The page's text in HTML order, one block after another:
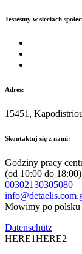
Jesteśmy w sieciach
Adres:
15451,
Skontaktuj się z nami:
Godziny pracy
(od 10:00 do 18:00)
00302130305080
Mowimy po polsku
Datenschutz
HERE1HERE2